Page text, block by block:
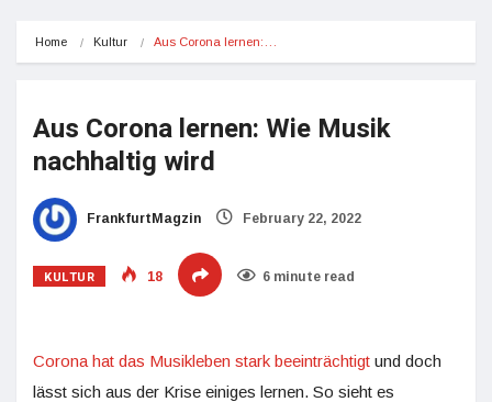
Home Kultur Aus Corona lernen:…
Aus Corona lernen: Wie Musik
nachhaltig wird
FrankfurtMagzin February 22, 2022
KULTUR 18 6 minute read
Corona hat das Musikleben stark beeinträchtigt und doch
lässt sich aus der Krise einiges lernen. So sieht es